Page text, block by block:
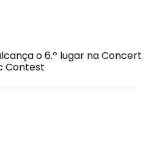
o 6.º lugar na Concert
Contest